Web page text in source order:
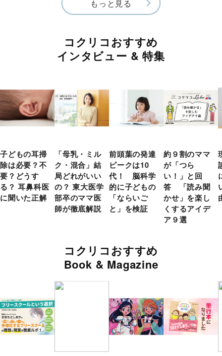
もっと見る
コクリコおすすめ
インタビュー & 特集
子どもの耳掃
除は必要？不
要？どうす
る？ 耳鼻科医
に聞いた正解
「母乳・ミル
ク・混合」結
局どれがいい
の？ 東大医学
部卒のママ医
師が徹底解説
前頭葉の発達
ピークは10
代！ 脳科学
的に子どもの
「ならいご
と」を検証
約９割のママ
が「つら
い！」と回
答 「読み聞
かせ」を楽し
くするアイデ
ア９選
コクリコおすすめ
Book & Magazine